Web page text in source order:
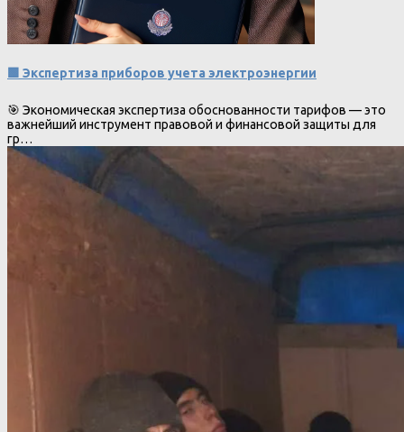
🟩 Экспертиза приборов учета электроэнергии
🎯 Экономическая экспертиза обоснованности тарифов — это
важнейший инструмент правовой и финансовой защиты для
гр…